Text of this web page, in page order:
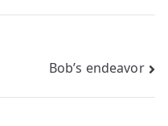
Bob’s endeavor